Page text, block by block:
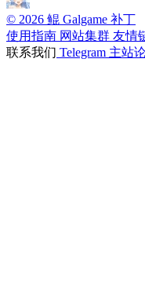
© 2026 鲲 Galgame 补丁
使用指南 网站集群 友情
联系我们 Telegram 主站